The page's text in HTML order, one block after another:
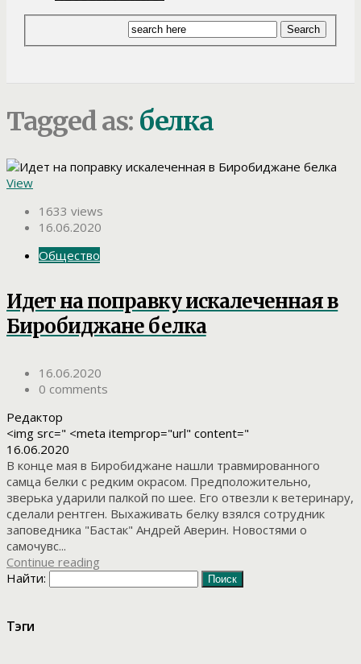
Tagged as: белка
View
1633 views
16.06.2020
Общество
Идет на поправку искалеченная в
Биробиджане белка
16.06.2020
0 comments
Редактор
<img src=" <meta itemprop="url" content="
16.06.2020
В конце мая в Биробиджане нашли травмированного
самца белки с редким окрасом. Предположительно,
зверька ударили палкой по шее. Его отвезли к ветеринару,
сделали рентген. Выхаживать белку взялся сотрудник
заповедника "Бастак" Андрей Аверин. Новостями о
самочувс...
Continue reading
Найти:
Тэги